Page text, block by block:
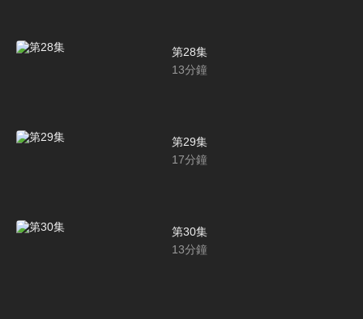
第28集
13分鐘
第29集
17分鐘
第30集
13分鐘